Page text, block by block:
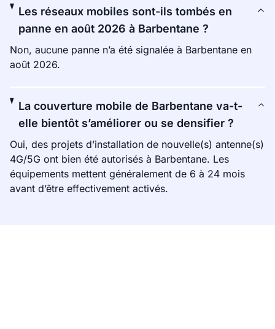
Les réseaux mobiles sont-ils tombés en
panne en août 2026 à Barbentane ?
Non, aucune panne n’a été signalée à Barbentane en
août 2026.
La couverture mobile de Barbentane va-t-
elle bientôt s’améliorer ou se densifier ?
Oui, des projets d’installation de nouvelle(s) antenne(s)
4G/5G ont bien été autorisés à Barbentane. Les
équipements mettent généralement de 6 à 24 mois
avant d’être effectivement activés.